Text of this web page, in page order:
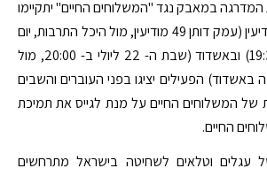
במאבק נגד "המשלוחים החיים" יתקיימו
הפגנות מחאה גם במודיעין (עמק דותן 49 מודיעין, מול היכל התרבות, יום
ה' ה- 20.7 בשעה 19:30) ובאשדוד (שבת ה- 22 ליולי ב- 20:00, מול
באשדוד) הפעילים יציגו בפני העוברים והשבים
של המשלוחים החיים על מנת לגייס את תמיכת
החיים.
עגלים וטלאים לשחיטה בישראל מתרחשים